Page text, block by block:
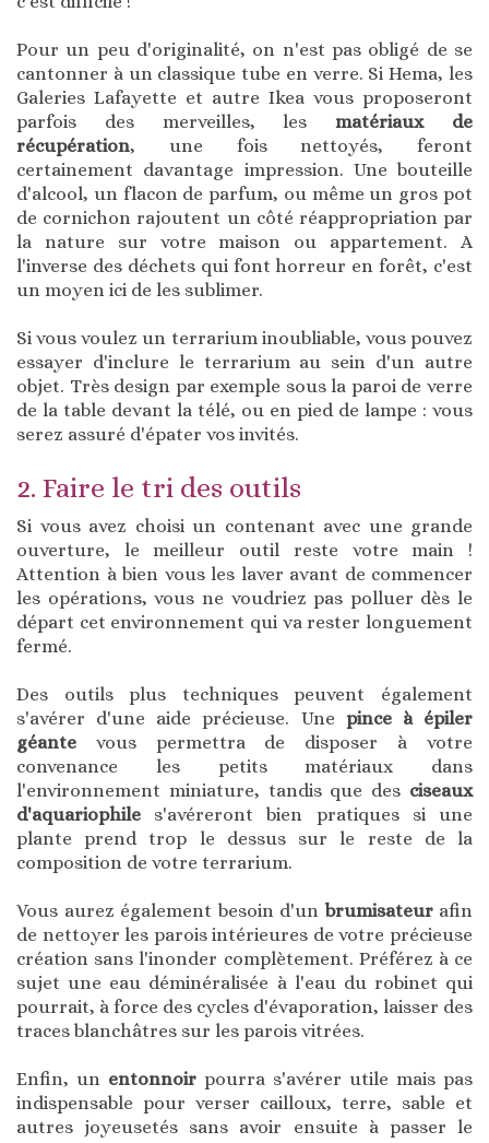
Pour un peu d'originalité, on n'est pas obligé de se
cantonner à un classique tube en verre. Si Hema, les
Galeries Lafayette et autre Ikea vous proposeront
parfois des merveilles, lesmatériaux de
récupération, une fois nettoyés, feront
certainement davantage impression. Une bouteille
d'alcool, un flacon de parfum, ou même un gros pot
de cornichon rajoutent un côté réappropriation par
la nature sur votre maison ou appartement. A
l'inverse des déchets qui font horreur en forêt, c'est
un moyen ici de les sublimer.
Si vous voulez un terrarium inoubliable, vous pouvez
essayer d'inclure le terrarium au sein d'un autre
objet. Très design par exemple sous la paroi de verre
de la table devant la télé, ou en pied de lampe : vous
serez assuré d'épater vos invités.
2. Faire le tri des outils
Si vous avez choisi un contenant avec une grande
ouverture, le meilleur outil reste votre main !
Attention à bien vous les laver avant de commencer
les opérations, vous ne voudriez pas polluer dès le
départ cet environnement qui va rester longuement
fermé.
Des outils plus techniques peuvent également
s'avérer d'une aide précieuse. Une pince à épiler
géante vous permettra de disposer à votre
convenance les petits matériaux dans
l'environnement miniature, tandis que des ciseaux
d'aquariophile s'avéreront bien pratiques si une
plante prend trop le dessus sur le reste de la
composition de votre terrarium.
Vous aurez également besoin d'unbrumisateur afin
de nettoyer les parois intérieures de votre précieuse
création sans l'inonder complètement. Préférez à ce
sujet une eau déminéralisée à l'eau du robinet qui
pourrait, à force des cycles d'évaporation, laisser des
traces blanchâtres sur les parois vitrées.
Enfin, un entonnoir pourra s'avérer utile mais pas
indispensable pour verser cailloux, terre, sable et
autres joyeusetés sans avoir ensuite à passer le